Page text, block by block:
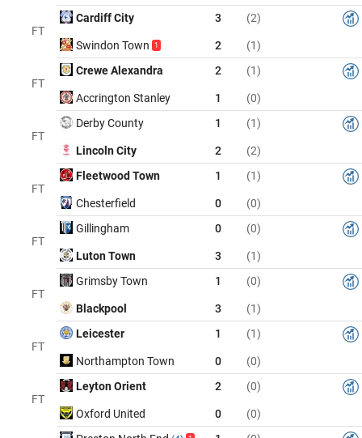
FT
Cardiff City 3 (2)
Swindon Town 1 2 (1)
FT
Crewe Alexandra 2 (1)
Accrington Stanley 1 (0)
FT
Derby County 1 (1)
Lincoln City 2 (2)
FT
Fleetwood Town 1 (1)
Chesterfield 0 (0)
FT
Gillingham 0 (0)
Luton Town 3 (1)
FT
Grimsby Town 1 (0)
Blackpool 3 (1)
FT
Leicester 1 (1)
Northampton Town 0 (0)
FT
Leyton Orient 2 (0)
Oxford United 0
(0)